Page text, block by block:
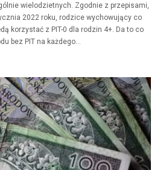
wielodzietnych. Zgodnie z przepisami,
2022 roku, rodzice wychowujący co
korzystać z PIT-0 dla rodzin 4+. Da to co
bez PIT na każdego...